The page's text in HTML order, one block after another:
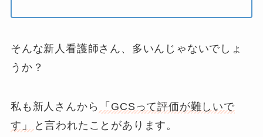
そんな新人看護師さん、多いんじゃないでしょ
うか？
私も新人さんから
「GCSって評価が難しいで
す」
と言われたことがあります。